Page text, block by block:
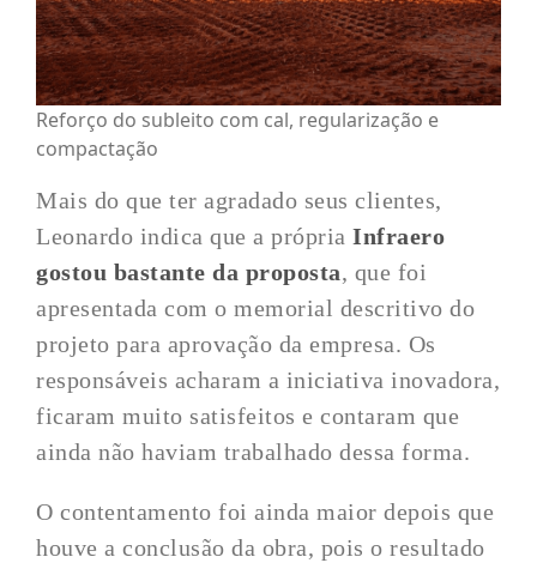
Reforço do subleito com cal, regularização e
compactação
Mais do que ter agradado seus clientes,
Leonardo indica que a própriaInfraero
gostou bastante da proposta, que foi
apresentada com o memorial descritivo do
projeto para aprovação da empresa. Os
responsáveis acharam a iniciativa inovadora,
ficaram muito satisfeitos e contaram que
ainda não haviam trabalhado dessa forma.
O contentamento foi ainda maior depois que
houve a conclusão da obra, pois o resultado